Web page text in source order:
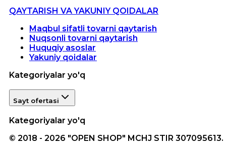
QAYTARISH VA YAKUNIY QOIDALAR
Maqbul sifatli tovarni qaytarish
Nuqsonli tovarni qaytarish
Huquqiy asoslar
Yakuniy qoidalar
Kategoriyalar yo'q
Sayt ofertasi
Kategoriyalar yo'q
© 2018 - 2026 "OPEN SHOP" MCHJ STIR 307095613.